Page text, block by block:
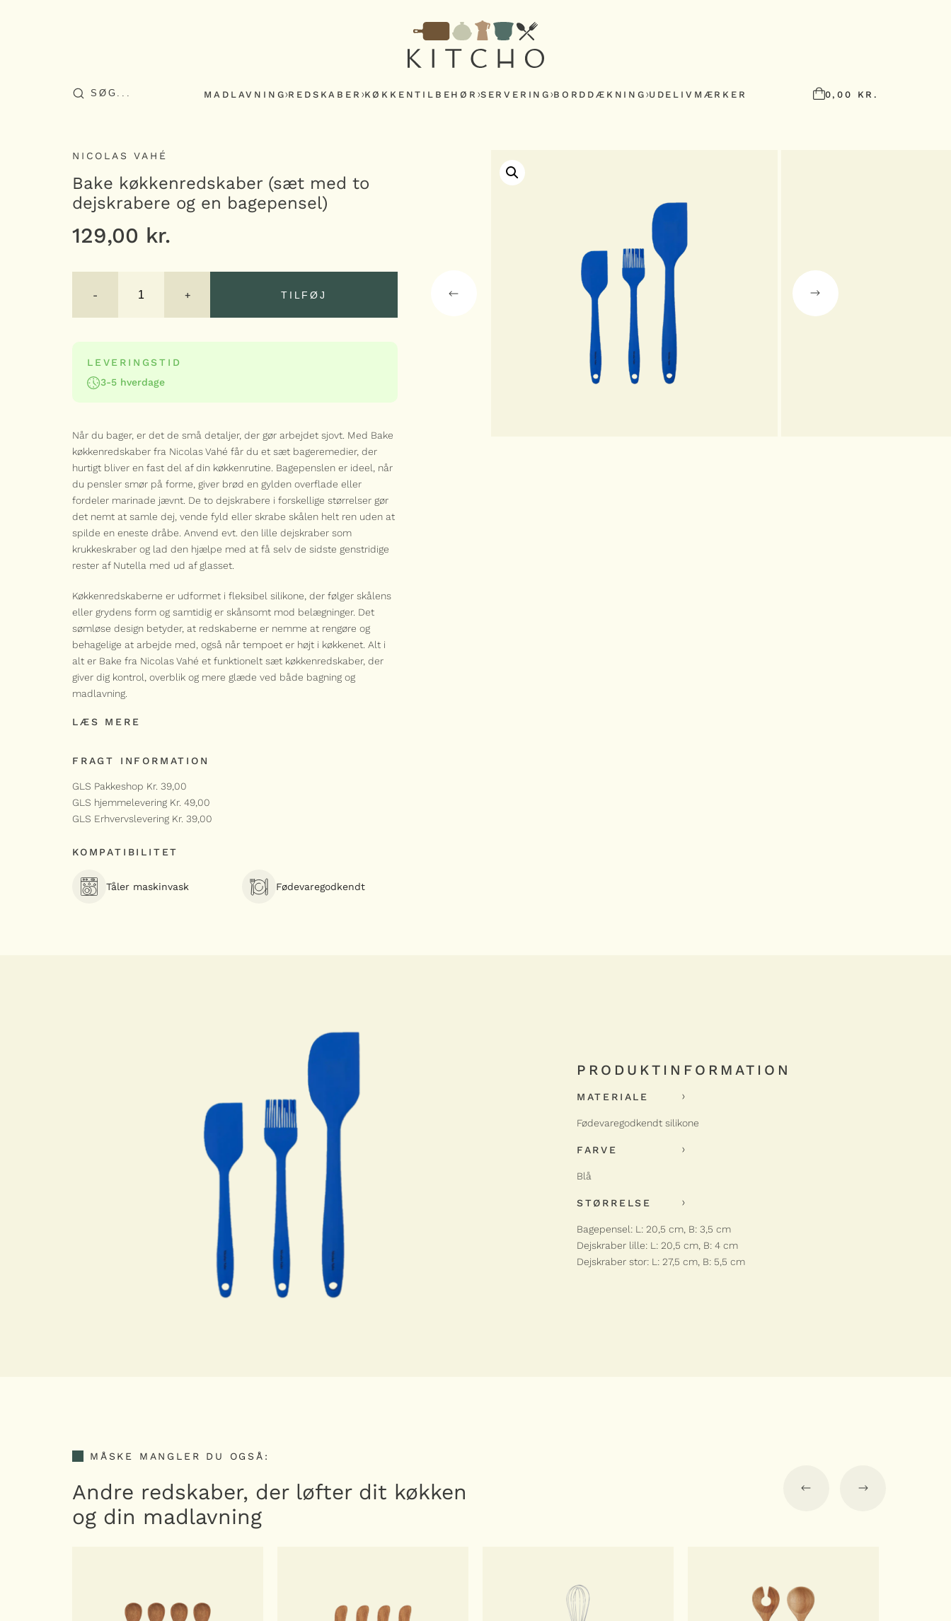
MADLAVNING REDSKABER KØKKENTILBEHØR SERVERING BORDDÆKNING UDELIV MÆRKER 0,00 KR.
NICOLAS VAHÉ
Bake køkkenredskaber (sæt med to
dejskrabere og en bagepensel)
129,00 kr.
-
køkkenredskaber
(sæt
en
bagepensel)
antal
+ TILFØJ
LEVERINGSTID
3-5 hverdage
Når du bager, er det de små detaljer, der gør arbejdet sjovt. Med Bake
køkkenredskaber fra Nicolas Vahé får du et sæt bageremedier, der
hurtigt bliver en fast del af din køkkenrutine. Bagepenslen er ideel, når
du pensler smør på forme, giver brød en gylden overflade eller
fordeler marinade jævnt. De to dejskrabere i forskellige størrelser gør
det nemt at samle dej, vende fyld eller skrabe skålen helt ren uden at
spilde en eneste dråbe. Anvend evt. den lille dejskraber som
krukkeskraber og lad den hjælpe med at få selv de sidste genstridige
rester af Nutella med ud af glasset.
Køkkenredskaberne er udformet i fleksibel silikone, der følger skålens
eller grydens form og samtidig er skånsomt mod belægninger. Det
sømløse design betyder, at redskaberne er nemme at rengøre og
behagelige at arbejde med, også når tempoet er højt i køkkenet. Alt i
alt er Bake fra Nicolas Vahé et funktionelt sæt køkkenredskaber, der
giver dig kontrol, overblik og mere glæde ved både bagning og
madlavning.
LÆS MERE
FRAGT INFORMATION
GLS Pakkeshop Kr. 39,00
GLS hjemmelevering Kr. 49,00
GLS Erhvervslevering Kr. 39,00
KOMPATIBILITET
Tåler maskinvask Fødevaregodkendt
PRODUKTINFORMATION
MATERIALE
Fødevaregodkendt silikone
FARVE
Blå
STØRRELSE
Bagepensel: L: 20,5 cm, B: 3,5 cm
Dejskraber lille: L: 20,5 cm, B: 4 cm
Dejskraber stor: L: 27,5 cm, B: 5,5 cm
MÅSKE MANGLER DU OGSÅ:
Andre redskaber, der løfter dit køkken
og din madlavning